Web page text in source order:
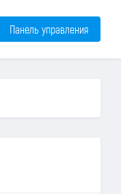
Панель управления